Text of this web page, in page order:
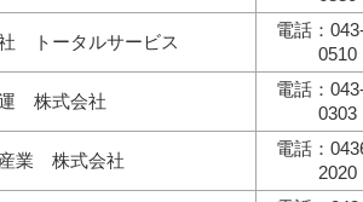
トータルサービス
電話：
0510
株式会社
電話：
0303
業 株式会社
電話：
2020